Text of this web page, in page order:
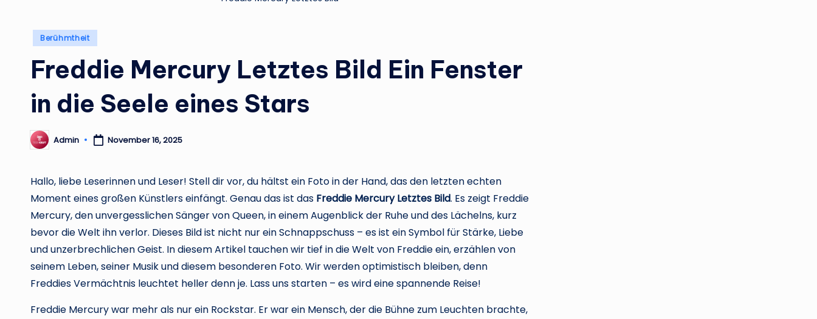
Posted
Berühmtheit
Freddie Mercury Letztes Bild Ein Fenster
in die Seele eines Stars
Posted
by
Admin November 16, 2025
Hallo, liebe Leserinnen und Leser! Stell dir vor, du hältst ein Foto in der Hand, das den letzten echten
Moment eines großen Künstlers einfängt. Genau das ist das Freddie Mercury Letztes Bild. Es zeigt Freddie
Mercury, den unvergesslichen Sänger von Queen, in einem Augenblick der Ruhe und des Lächelns, kurz
bevor die Welt ihn verlor. Dieses Bild ist nicht nur ein Schnappschuss – es ist ein Symbol für Stärke, Liebe
und unzerbrechlichen Geist. In diesem Artikel tauchen wir tief in die Welt von Freddie ein, erzählen von
seinem Leben, seiner Musik und diesem besonderen Foto. Wir werden optimistisch bleiben, denn
Freddies Vermächtnis leuchtet heller denn je. Lass uns starten – es wird eine spannende Reise!
Freddie Mercury war mehr als nur ein Rockstar. Er war ein Mensch, der die Bühne zum Leuchten brachte,